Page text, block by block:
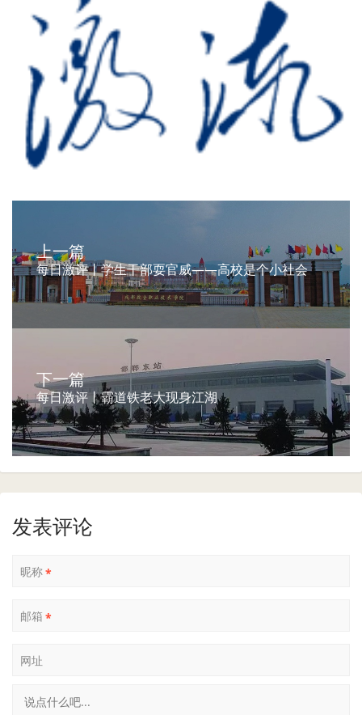
上一篇
每日激评丨学生干部耍官威——高校是个小社会
下一篇
每日激评丨霸道铁老大现身江湖
发表评论
昵称*
邮箱 *
网址